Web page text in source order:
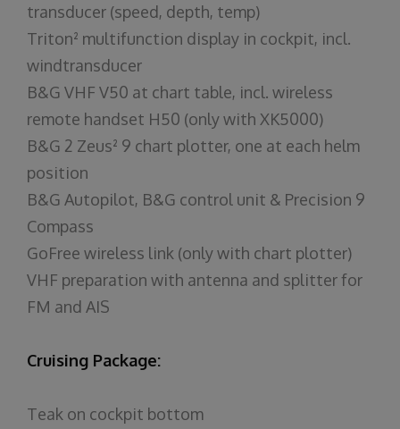
transducer (speed, depth, temp)
Triton² multifunction display in cockpit, incl.
windtransducer
B&G VHF V50 at chart table, incl. wireless
remote handset H50 (only with XK5000)
B&G 2 Zeus² 9 chart plotter, one at each helm
position
B&G Autopilot, B&G control unit & Precision 9
Compass
GoFree wireless link (only with chart plotter)
VHF preparation with antenna and splitter for
FM and AIS
Cruising Package:
Teak on cockpit bottom